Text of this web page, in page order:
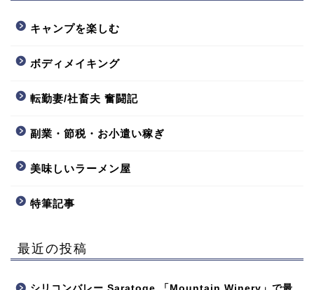
キャンプを楽しむ
ボディメイキング
転勤妻/社畜夫 奮闘記
副業・節税・お小遣い稼ぎ
美味しいラーメン屋
特筆記事
最近の投稿